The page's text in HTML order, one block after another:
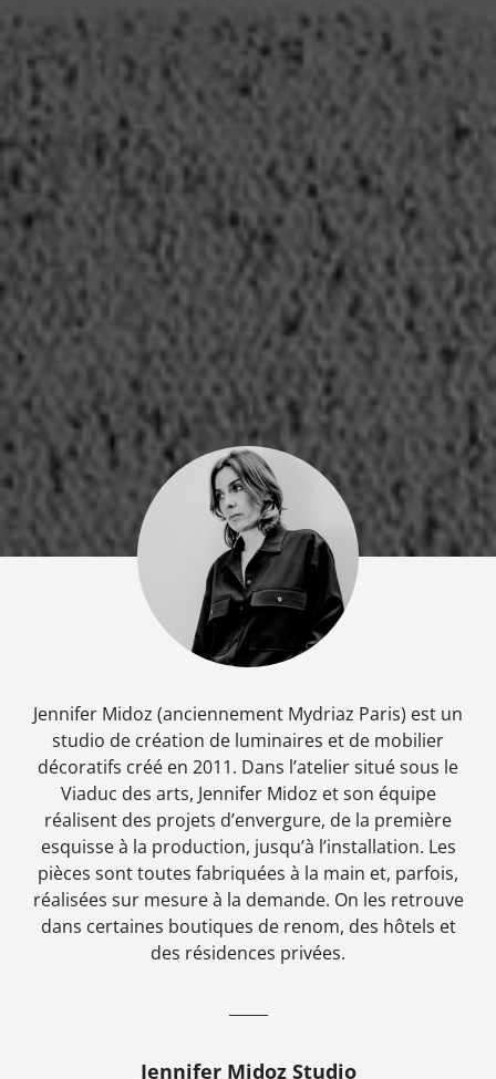
Jennifer Midoz (anciennement Mydriaz Paris) est un
studio de création de luminaires et de mobilier
décoratifs créé en 2011. Dans l’atelier situé sous le
Viaduc des arts, Jennifer Midoz et son équipe
réalisent des projets d’envergure, de la première
esquisse à la production, jusqu’à l’installation. Les
pièces sont toutes fabriquées à la main et, parfois,
réalisées sur mesure à la demande. On les retrouve
dans certaines boutiques de renom, des hôtels et
des résidences privées.
Jennifer Midoz Studio